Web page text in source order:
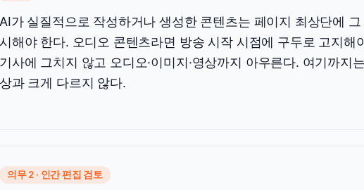
AI가 실질적으로 작성하거나 생성한 콘텐츠는 페이지 최상단에
시해야 한다. 오디오 콘텐츠라면 방송 시작 시점에 구두로 고지해
기사에 그치지 않고 오디오·이미지·영상까지 아우른다. 여기까지
상과 크게 다르지 않다.
의무 2 · 인간 편집 검토